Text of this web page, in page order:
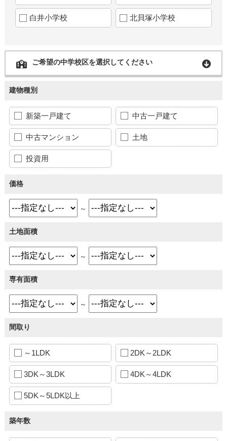
白井小学校 北貝塚小学校
ご希望の中学校区を選択してください
建物種別
新築一戸建て 中古一戸建て
中古マンション 土地
投資用
価格
～
土地面積
～
専有面積
～
間取り
～1LDK 2DK～2LDK
3DK～3LDK 4DK～4LDK
5DK～5LDK以上
築年数